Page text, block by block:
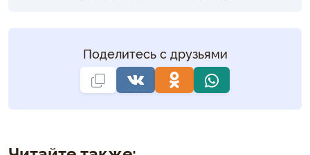
Поделитесь с друзьями